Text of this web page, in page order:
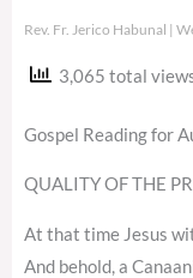
Rev. Fr. Jerico Habunal
3,065 total
Gospel Reading for
QUALITY OF THE
At that time Jesus
And behold, a